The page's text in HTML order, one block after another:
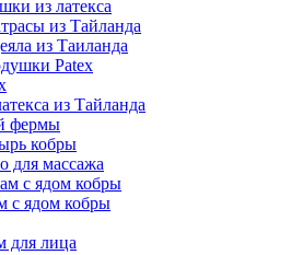
из латекса
из Тайланда
из Таиланда
Patex
из Тайланда
фермы
кобры
для массажа
с ядом кобры
с ядом кобры
для лица